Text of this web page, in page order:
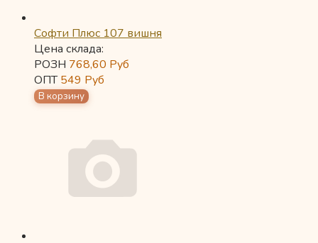
Софти Плюс 107 вишня
Цена склада:
РОЗН 768,60 Руб
ОПТ549 Руб